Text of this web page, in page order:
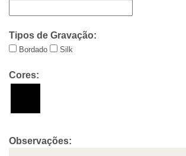
Tipos de Gravação:
Bordado Silk
Cores:
Observações: